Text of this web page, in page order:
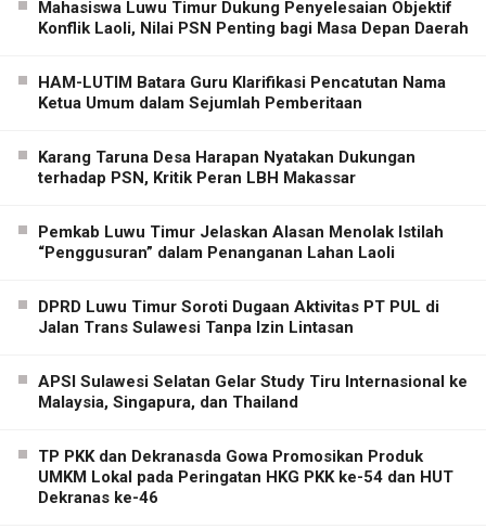
Mahasiswa Luwu Timur Dukung Penyelesaian Objektif
Konflik Laoli, Nilai PSN Penting bagi Masa Depan Daerah
HAM-LUTIM Batara Guru Klarifikasi Pencatutan Nama
Ketua Umum dalam Sejumlah Pemberitaan
Karang Taruna Desa Harapan Nyatakan Dukungan
terhadap PSN, Kritik Peran LBH Makassar
Pemkab Luwu Timur Jelaskan Alasan Menolak Istilah
“Penggusuran” dalam Penanganan Lahan Laoli
DPRD Luwu Timur Soroti Dugaan Aktivitas PT PUL di
Jalan Trans Sulawesi Tanpa Izin Lintasan
APSI Sulawesi Selatan Gelar Study Tiru Internasional ke
Malaysia, Singapura, dan Thailand
TP PKK dan Dekranasda Gowa Promosikan Produk
UMKM Lokal pada Peringatan HKG PKK ke-54 dan HUT
Dekranas ke-46